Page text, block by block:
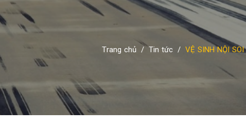
Trang chủ / Tin tức / VỆ SINH NỘI